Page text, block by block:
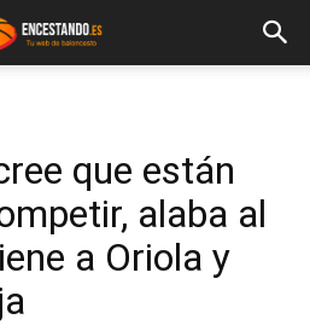
que están
alaba al
a Oriola y